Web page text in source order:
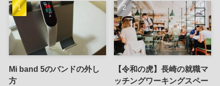
Mi band 5のバンドの外し
方
【令和の虎】長崎の就職マ
ッチングワーキングスペー